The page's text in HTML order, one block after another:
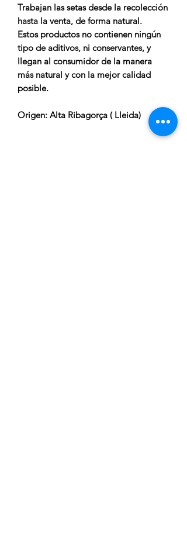
Trabajan las setas desde la recolección
hasta la venta, de forma natural.
Estos productos no contienen ningún
tipo de aditivos, ni conservantes, y
llegan al consumidor de la manera
más natural y con la mejor calidad
posible.
Origen: Alta Ribagorça ( Lleida)